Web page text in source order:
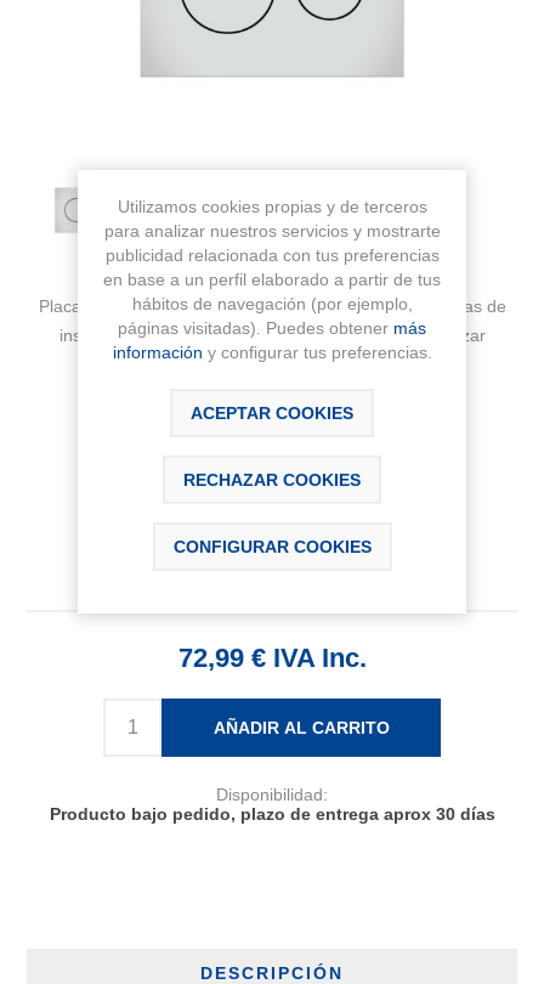
Placa de accionamiento con descarga dual para sistemas de
instalación DUPLO S de Roca. Sin necesidad de utilizar
herramientas para la instalación.
Fabricante: ROCA
72,99 € IVA Inc.
AÑADIR AL CARRITO
Disponibilidad:
Producto bajo pedido, plazo de entrega aprox 30 días
DESCRIPCIÓN
Utilizamos cookies propias y de terceros
para analizar nuestros servicios y mostrarte
publicidad relacionada con tus preferencias
en base a un perfil elaborado a partir de tus
hábitos de navegación (por ejemplo,
páginas visitadas). Puedes obtener más
información y configurar tus preferencias.
ACEPTAR COOKIES
RECHAZAR COOKIES
CONFIGURAR COOKIES